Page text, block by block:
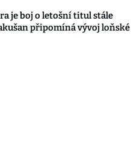
je boj o letošní titul stále
připomíná vývoj loňské